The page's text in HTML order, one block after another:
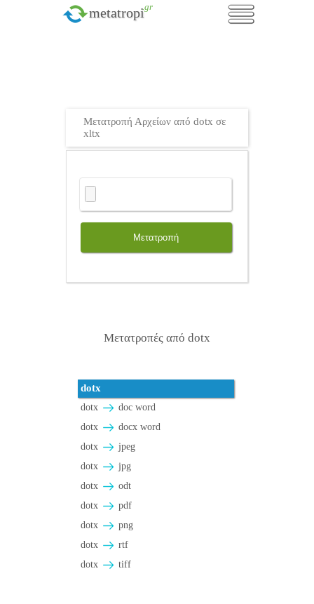
metatropi.gr
Μετατροπή Αρχείων από dotx σε
xltx
Μετατροπή
Μετατροπές από dotx
dotx
dotx
doc word
dotx
docx word
dotx
jpeg
dotx
jpg
dotx
odt
dotx
pdf
dotx
png
dotx
rtf
dotx
tiff